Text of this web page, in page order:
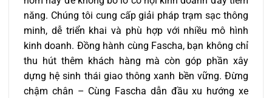
năng. Chúng tôi cung cấp giải pháp trạm sạc thông
minh, dễ triển khai và phù hợp với nhiều mô hình
kinh doanh. Đồng hành cùng Fascha, bạn không chỉ
thu hút thêm khách hàng mà còn góp phần xây
dựng hệ sinh thái giao thông xanh bền vững. Đừng
chậm chân – Cùng Fascha dẫn đầu xu hướng xe